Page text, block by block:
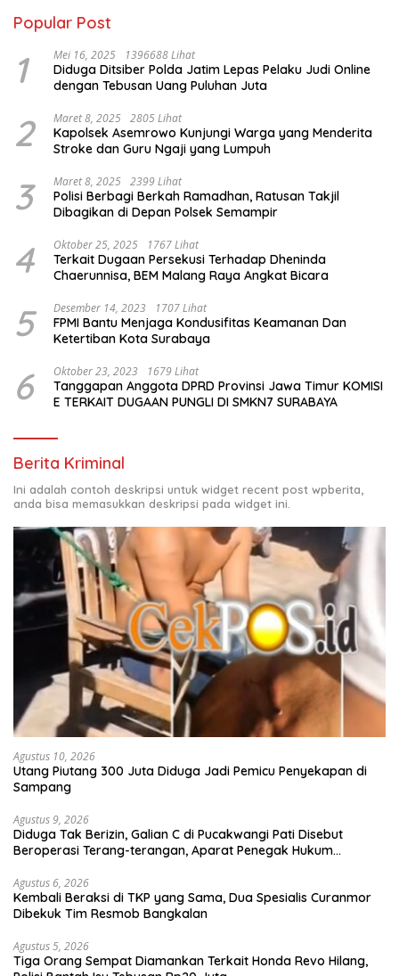
Popular Post
1 Mei 16, 2025 1396688 Lihat
Diduga Ditsiber Polda Jatim Lepas Pelaku Judi Online
dengan Tebusan Uang Puluhan Juta
2 Maret 8, 2025 2805 Lihat
Kapolsek Asemrowo Kunjungi Warga yang Menderita
Stroke dan Guru Ngaji yang Lumpuh
3 Maret 8, 2025 2399 Lihat
Polisi Berbagi Berkah Ramadhan, Ratusan Takjil
Dibagikan di Depan Polsek Semampir
4 Oktober 25, 2025 1767 Lihat
Terkait Dugaan Persekusi Terhadap Dheninda
Chaerunnisa, BEM Malang Raya Angkat Bicara
5 Desember 14, 2023 1707 Lihat
FPMI Bantu Menjaga Kondusifitas Keamanan Dan
Ketertiban Kota Surabaya
6 Oktober 23, 2023 1679 Lihat
Tanggapan Anggota DPRD Provinsi Jawa Timur KOMISI
E TERKAIT DUGAAN PUNGLI DI SMKN7 SURABAYA
Berita Kriminal
Ini adalah contoh deskripsi untuk widget recent post wpberita,
anda bisa memasukkan deskripsi pada widget ini.
Agustus 10, 2026
Utang Piutang 300 Juta Diduga Jadi Pemicu Penyekapan di
Sampang
Agustus 9, 2026
Diduga Tak Berizin, Galian C di Pucakwangi Pati Disebut
Beroperasi Terang-terangan, Aparat Penegak Hukum
Agustus 6, 2026
Kembali Beraksi di TKP yang Sama, Dua Spesialis Curanmor
Dibekuk Tim Resmob Bangkalan
Agustus 5, 2026
Tiga Orang Sempat Diamankan Terkait Honda Revo Hilang,